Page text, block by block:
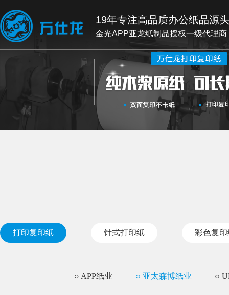
19年专注高品质办公纸品源
金光APP亚龙纸制品授权一级代理商
打印复印纸 针式打印纸 彩色复印
○ APP纸业 ○ 亚太森博纸业 ○